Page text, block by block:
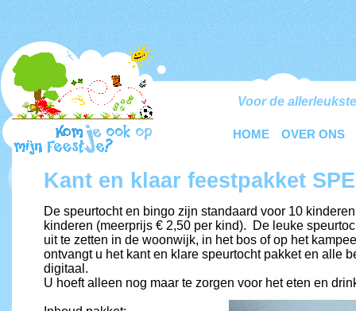
HOME OVER ONS
Voor de
Kant en klaar feestpakket
De speurtocht en bingo zijn standaard voor 10
kinderen (meerprijs € 2,50 per kind). De leuke
uit te zetten in de woonwijk, in het bos of op het
ontvangt u het kant en klare speurtocht pakket en alle
digitaal.
U hoeft alleen nog maar te zorgen voor het eten en